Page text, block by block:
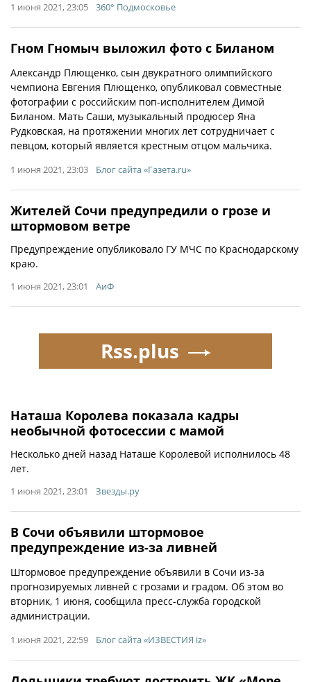
1 июня 2021, 23:05 360° Подмосковье
Гном Гномыч выложил фото с Биланом
Александр Плющенко, сын двукратного олимпийского
чемпиона Евгения Плющенко, опубликовал совместные
фотографии с российским поп-исполнителем Димой
Биланом. Мать Саши, музыкальный продюсер Яна
Рудковская, на протяжении многих лет сотрудничает с
певцом, который является крестным отцом мальчика.
1 июня 2021, 23:03 Блог сайта «Газета.ru»
Жителей Сочи предупредили о грозе и
штормовом ветре
Предупреждение опубликовало ГУ МЧС по Краснодарскому
краю.
1 июня 2021, 23:01 АиФ
Наташа Королева показала кадры
необычной фотосессии с мамой
Несколько дней назад Наташе Королевой исполнилось 48
лет.
1 июня 2021, 23:01 Звезды.ру
В Сочи объявили штормовое
предупреждение из-за ливней
Штормовое предупреждение объявили в Сочи из-за
прогнозируемых ливней с грозами и градом. Об этом во
вторник, 1 июня, сообщила пресс-служба городской
администрации.
1 июня 2021, 22:59 Блог сайта «ИЗВЕСТИЯ iz»
Rss.plus